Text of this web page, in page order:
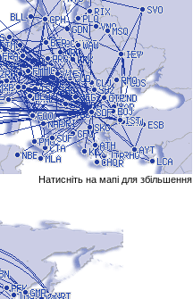
Натисніть на мапі для збільшення